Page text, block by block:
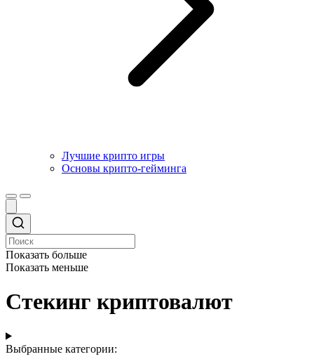
Лучшие крипто игры
Основы крипто-гейминга
Показать больше
Показать меньше
Стекинг криптовалют
Выбранные категории: